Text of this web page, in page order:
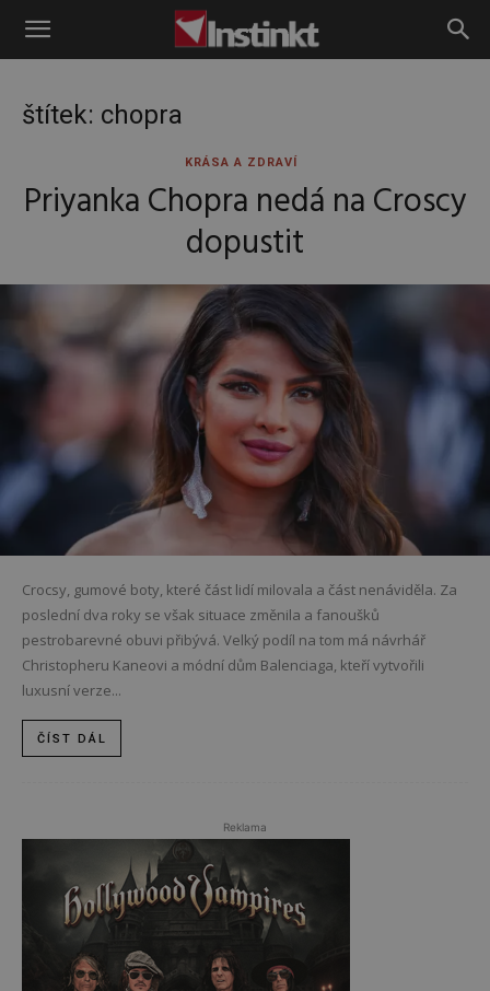
Instinkt
štítek: chopra
KRÁSA A ZDRAVÍ
Priyanka Chopra nedá na Croscy
dopustit
Crocsy, gumové boty, které část lidí milovala a část nenáviděla. Za
poslední dva roky se však situace změnila a fanoušků
pestrobarevné obuvi přibývá. Velký podíl na tom má návrhář
Christopheru Kaneovi a módní dům Balenciaga, kteří vytvořili
luxusní verze...
ČÍST DÁL
Reklama